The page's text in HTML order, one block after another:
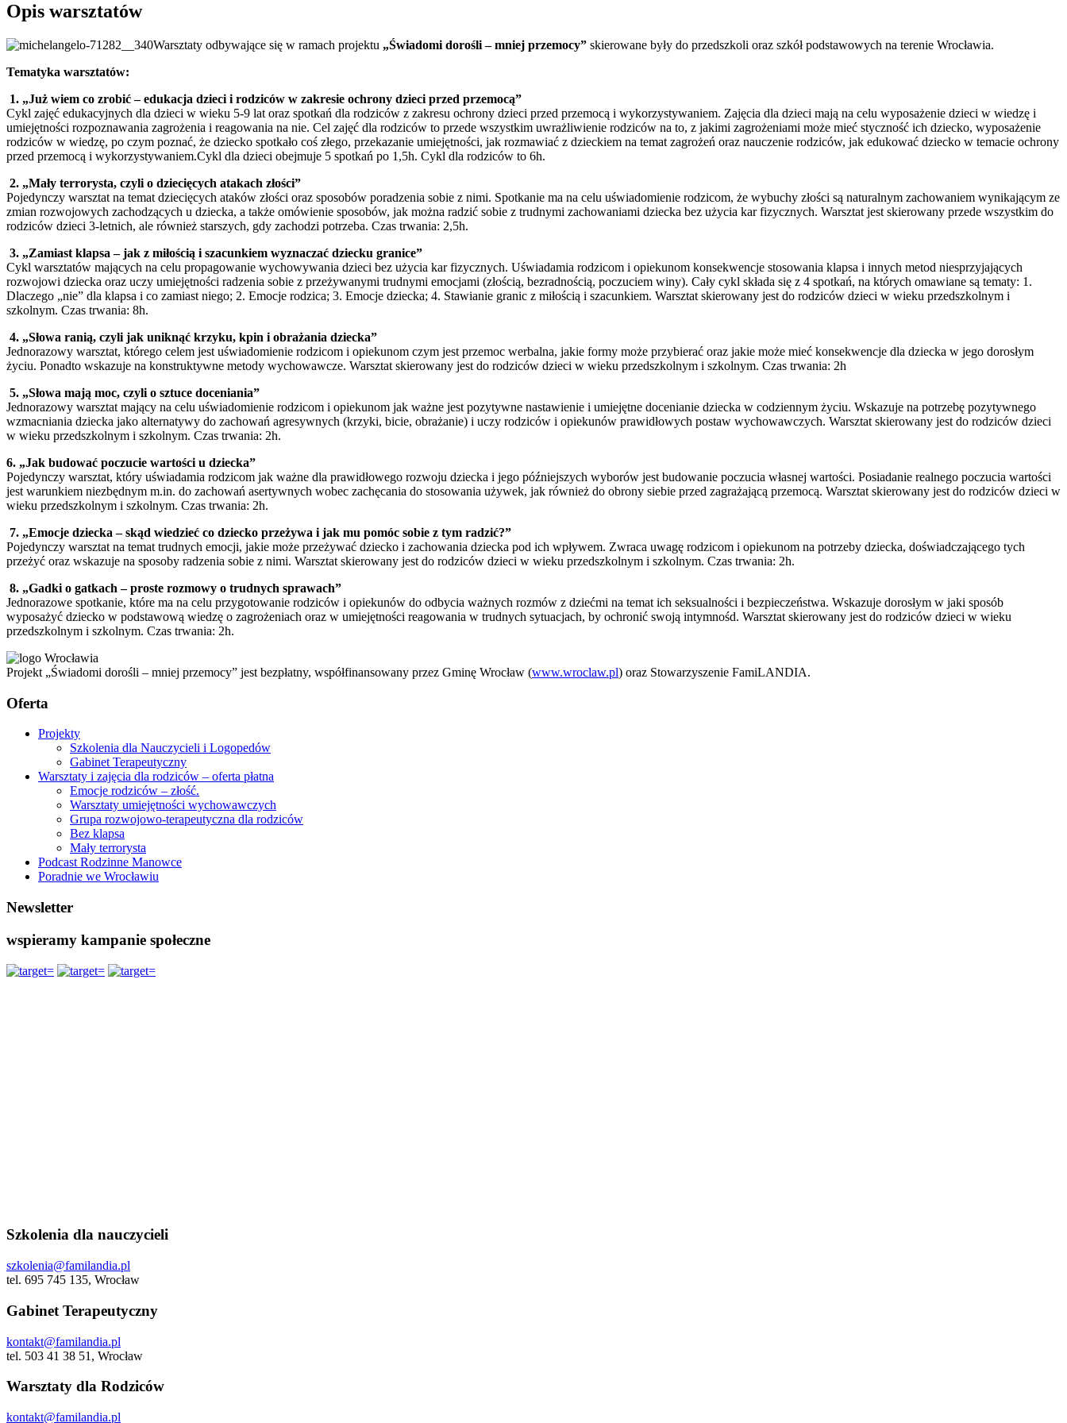
Opis warsztatów
Warsztaty odbywające się w ramach projektu „Świadomi dorośli – mniej przemocy” skierowane były do przedszkoli oraz szkół podstawowych na terenie Wrocławia.
Tematyka warsztatów:
1. „Już wiem co zrobić – edukacja dzieci i rodziców w zakresie ochrony dzieci przed przemocą”
Cykl zajęć edukacyjnych dla dzieci w wieku 5-9 lat oraz spotkań dla rodziców z zakresu ochrony dzieci przed przemocą i wykorzystywaniem. Zajęcia dla dzieci mają na celu wyposażenie dzieci w wiedzę i
umiejętności rozpoznawania zagrożenia i reagowania na nie. Cel zajęć dla rodziców to przede wszystkim uwrażliwienie rodziców na to, z jakimi zagrożeniami może mieć styczność ich dziecko, wyposażenie
rodziców w wiedzę, po czym poznać, że dziecko spotkało coś złego, przekazanie umiejętności, jak rozmawiać z dzieckiem na temat zagrożeń oraz nauczenie rodziców, jak edukować dziecko w temacie ochrony
przed przemocą i wykorzystywaniem.Cykl dla dzieci obejmuje 5 spotkań po 1,5h. Cykl dla rodziców to 6h.
2. „Mały terrorysta, czyli o dziecięcych atakach złości”
Pojedynczy warsztat na temat dziecięcych ataków złości oraz sposobów poradzenia sobie z nimi. Spotkanie ma na celu uświadomienie rodzicom, że wybuchy złości są naturalnym zachowaniem wynikającym ze
zmian rozwojowych zachodzących u dziecka, a także omówienie sposobów, jak można radzić sobie z trudnymi zachowaniami dziecka bez użycia kar fizycznych. Warsztat jest skierowany przede wszystkim do
rodziców dzieci 3-letnich, ale również starszych, gdy zachodzi potrzeba. Czas trwania: 2,5h.
3. „Zamiast klapsa – jak z miłością i szacunkiem wyznaczać dziecku granice”
Cykl warsztatów mających na celu propagowanie wychowywania dzieci bez użycia kar fizycznych. Uświadamia rodzicom i opiekunom konsekwencje stosowania klapsa i innych metod niesprzyjających
rozwojowi dziecka oraz uczy umiejętności radzenia sobie z przeżywanymi trudnymi emocjami (złością, bezradnością, poczuciem winy). Cały cykl składa się z 4 spotkań, na których omawiane są tematy: 1.
Dlaczego „nie” dla klapsa i co zamiast niego; 2. Emocje rodzica; 3. Emocje dziecka; 4. Stawianie granic z miłością i szacunkiem. Warsztat skierowany jest do rodziców dzieci w wieku przedszkolnym i
szkolnym. Czas trwania: 8h.
4. „Słowa ranią, czyli jak uniknąć krzyku, kpin i obrażania dziecka”
Jednorazowy warsztat, którego celem jest uświadomienie rodzicom i opiekunom czym jest przemoc werbalna, jakie formy może przybierać oraz jakie może mieć konsekwencje dla dziecka w jego dorosłym
życiu. Ponadto wskazuje na konstruktywne metody wychowawcze. Warsztat skierowany jest do rodziców dzieci w wieku przedszkolnym i szkolnym. Czas trwania: 2h
5. „Słowa mają moc, czyli o sztuce doceniania”
Jednorazowy warsztat mający na celu uświadomienie rodzicom i opiekunom jak ważne jest pozytywne nastawienie i umiejętne docenianie dziecka w codziennym życiu. Wskazuje na potrzebę pozytywnego
wzmacniania dziecka jako alternatywy do zachowań agresywnych (krzyki, bicie, obrażanie) i uczy rodziców i opiekunów prawidłowych postaw wychowawczych. Warsztat skierowany jest do rodziców dzieci
w wieku przedszkolnym i szkolnym. Czas trwania: 2h.
6. „Jak budować poczucie wartości u dziecka”
Pojedynczy warsztat, który uświadamia rodzicom jak ważne dla prawidłowego rozwoju dziecka i jego późniejszych wyborów jest budowanie poczucia własnej wartości. Posiadanie realnego poczucia wartości
jest warunkiem niezbędnym m.in. do zachowań asertywnych wobec zachęcania do stosowania używek, jak również do obrony siebie przed zagrażającą przemocą. Warsztat skierowany jest do rodziców dzieci w
wieku przedszkolnym i szkolnym. Czas trwania: 2h.
7. „Emocje dziecka – skąd wiedzieć co dziecko przeżywa i jak mu pomóc sobie z tym radzić?”
Pojedynczy warsztat na temat trudnych emocji, jakie może przeżywać dziecko i zachowania dziecka pod ich wpływem. Zwraca uwagę rodzicom i opiekunom na potrzeby dziecka, doświadczającego tych
przeżyć oraz wskazuje na sposoby radzenia sobie z nimi. Warsztat skierowany jest do rodziców dzieci w wieku przedszkolnym i szkolnym. Czas trwania: 2h.
8. „Gadki o gatkach – proste rozmowy o trudnych sprawach”
Jednorazowe spotkanie, które ma na celu przygotowanie rodziców i opiekunów do odbycia ważnych rozmów z dziećmi na temat ich seksualności i bezpieczeństwa. Wskazuje dorosłym w jaki sposób
wyposażyć dziecko w podstawową wiedzę o zagrożeniach oraz w umiejętności reagowania w trudnych sytuacjach, by ochronić swoją intymnośd. Warsztat skierowany jest do rodziców dzieci w wieku
przedszkolnym i szkolnym. Czas trwania: 2h.
Projekt „Świadomi dorośli – mniej przemocy” jest bezpłatny, współfinansowany przez Gminę Wrocław (www.wroclaw.pl) oraz Stowarzyszenie FamiLANDIA.
Oferta
Projekty
Szkolenia dla Nauczycieli i Logopedów
Gabinet Terapeutyczny
Warsztaty i zajęcia dla rodziców – oferta płatna
Emocje rodziców – złość.
Warsztaty umiejętności wychowawczych
Grupa rozwojowo-terapeutyczna dla rodziców
Bez klapsa
Mały terrorysta
Podcast Rodzinne Manowce
Poradnie we Wrocławiu
Newsletter
wspieramy kampanie społeczne
Szkolenia dla nauczycieli
szkolenia@familandia.pl
tel. 695 745 135, Wrocław
Gabinet Terapeutyczny
kontakt@familandia.pl
tel. 503 41 38 51, Wrocław
Warsztaty dla Rodziców
kontakt@familandia.pl